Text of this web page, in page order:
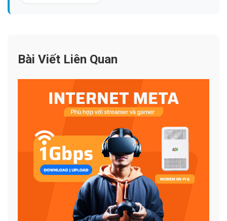
Bài Viết Liên Quan